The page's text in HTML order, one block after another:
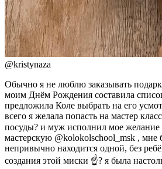
@kristynaza
Обычно я не люблю заказывать
моим Днём Рождения составила
предложила Коле выбрать на его
всего я желала попасть на мастер
посуды? и муж исполнил мое желание
мастерскую @kolokolschool_msk , мне
непривычно находится одной, без
создания этой миски ☝? я была